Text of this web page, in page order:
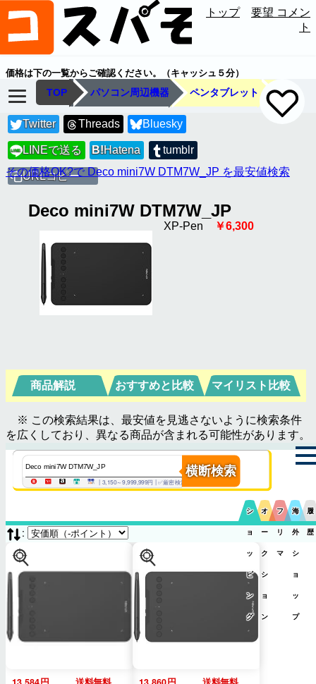
トップ
要望 コメン
ト
価格は下の一覧からご確認ください。（キャッシュ５分）
TOP パソコン周辺機器 ペンタブレット
Twitter Threads Bluesky
LINE LINEで送る B!Hatena tumblr
URLコピー
その価格OK?で Deco mini7W DTM7W_JP を最安値検索
Deco mini7W DTM7W_JP
XP-Pen ￥6,300
商品解説 おすすめと比較 マイリスト比較
※ この検索結果は、最安値を見逃さないように検索条件
を広くしており、異なる商品が含まれる可能性があります。